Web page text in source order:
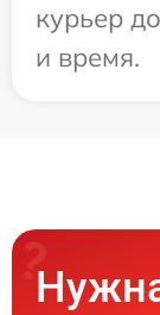
курьер
и время.